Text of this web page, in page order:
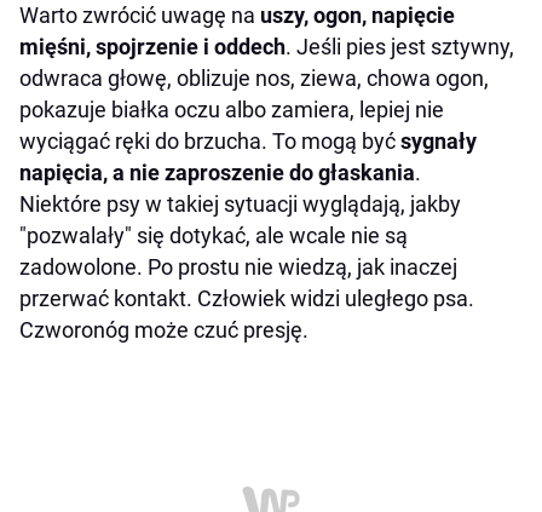
Warto zwrócić uwagę na uszy, ogon, napięcie
mięśni, spojrzenie i oddech. Jeśli pies jest sztywny,
odwraca głowę, oblizuje nos, ziewa, chowa ogon,
pokazuje białka oczu albo zamiera, lepiej nie
wyciągać ręki do brzucha. To mogą byćsygnały
napięcia, a nie zaproszenie do głaskania.
Niektóre psy w takiej sytuacji wyglądają, jakby
"pozwalały" się dotykać, ale wcale nie są
zadowolone. Po prostu nie wiedzą, jak inaczej
przerwać kontakt. Człowiek widzi uległego psa.
Czworonóg może czuć presję.